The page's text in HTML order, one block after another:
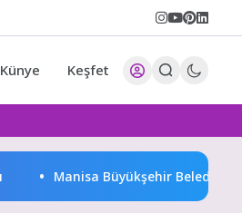
Künye Keşfet
Manisa Büyükşehir Belediyesi